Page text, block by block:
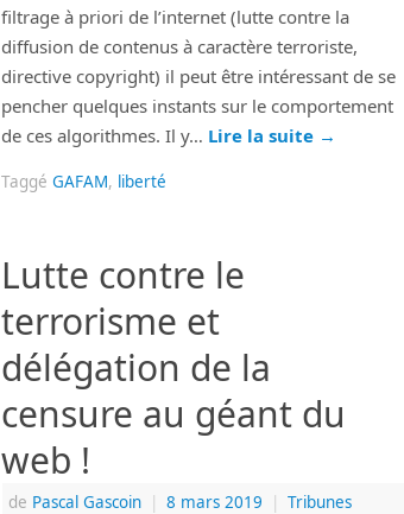
filtrage à priori de l’internet (lutte contre la
diffusion de contenus à caractère terroriste,
directive copyright) il peut être intéressant de se
pencher quelques instants sur le comportement
de ces algorithmes. Il y… Lire la suite →
Taggé GAFAM, liberté
Lutte contre le
terrorisme et
délégation de la
censure au géant du
web !
de Pascal Gascoin | 8 mars 2019 | Tribunes